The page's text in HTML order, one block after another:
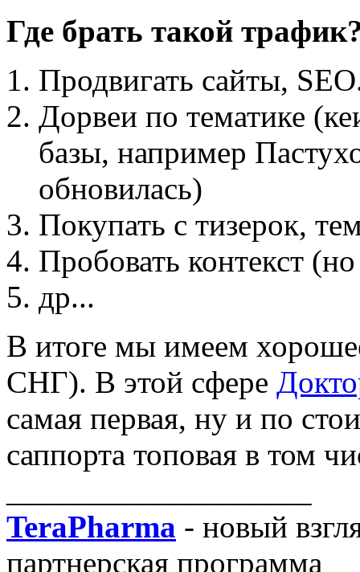
Где брать такой
Продвигать сайты,
Дорвеи по тематике
базы, например
обновилась)
Покупать с тизерок,
Пробовать контекст
др...
В итоге мы имеем
СНГ). В этой сфере
самая первая, ну и по
саппорта топовая в том
TeraPharma - новый
партнерская программа